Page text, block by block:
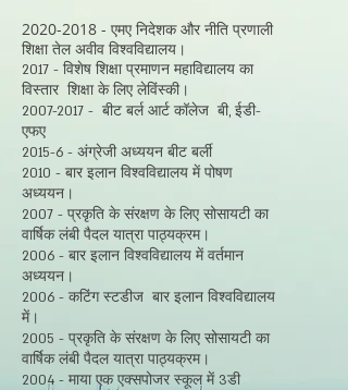
2020-2018 - एमए निदेशक और नीति प्रणाली
शिक्षा तेल अवीव विश्वविद्यालय।
2017 - विशेष शिक्षा प्रमाणन महाविद्यालय का
विस्तार शिक्षा के लिए लेविंस्की।
2007-2017 - बीट बर्ल आर्ट कॉलेज बी, ईडी-
एफए
2015-6 - अंग्रेजी अध्ययन बीट बर्ली
2010 - बार इलान विश्वविद्यालय में पोषण
अध्ययन।
2007 - प्रकृति के संरक्षण के लिए सोसायटी का
वार्षिक लंबी पैदल यात्रा पाठ्यक्रम।
2006 - बार इलान विश्वविद्यालय में वर्तमान
अध्ययन।
2006 - कटिंग स्टडीज बार इलान विश्वविद्यालय
में।
2005 - प्रकृति के संरक्षण के लिए सोसायटी का
वार्षिक लंबी पैदल यात्रा पाठ्यक्रम।
2004 - माया एक एक्सपोजर स्कूल में 3डी